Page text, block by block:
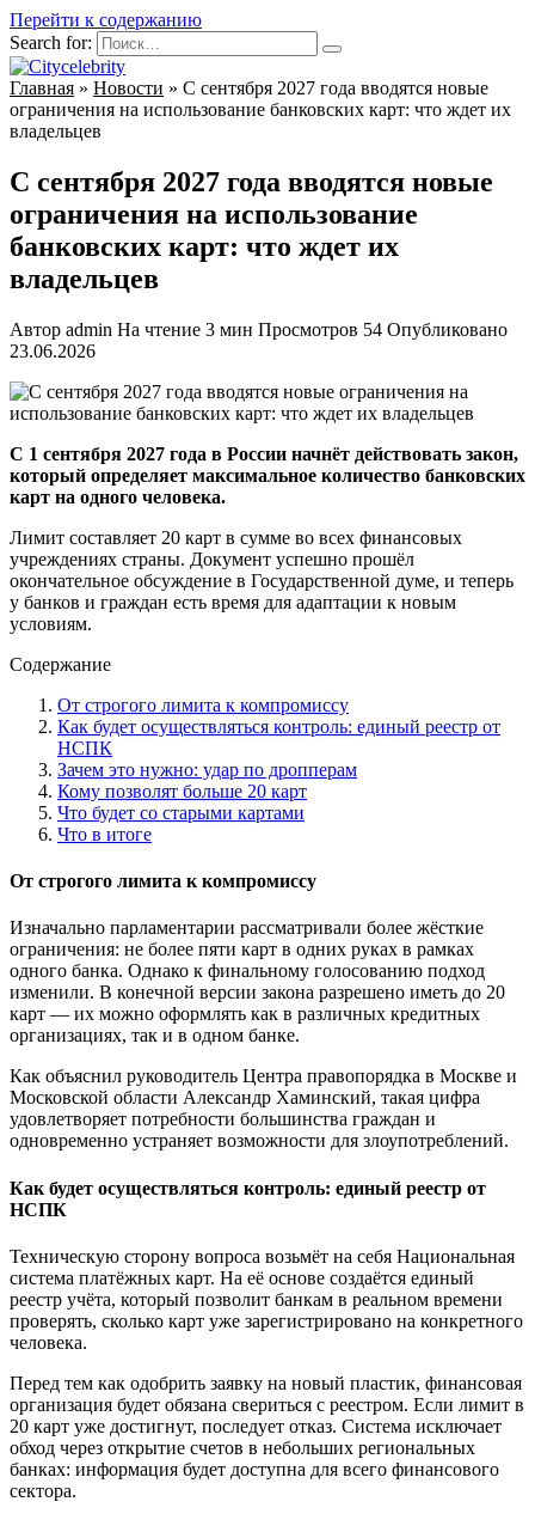
Перейти к содержанию
Search for:
Главная » Новости » С сентября 2027 года вводятся новые
ограничения на использование банковских карт: что ждет их
владельцев
С сентября 2027 года вводятся новые
ограничения на использование
банковских карт: что ждет их
владельцев
Автор admin На чтение 3 мин Просмотров 54 Опубликовано
23.06.2026
С 1 сентября 2027 года в России начнёт действовать закон,
который определяет максимальное количество банковских
карт на одного человека.
Лимит составляет 20 карт в сумме во всех финансовых
учреждениях страны. Документ успешно прошёл
окончательное обсуждение в Государственной думе, и теперь
у банков и граждан есть время для адаптации к новым
условиям.
Содержание
От строгого лимита к компромиссу
Как будет осуществляться контроль: единый реестр от
НСПК
Зачем это нужно: удар по дропперам
Кому позволят больше 20 карт
Что будет со старыми картами
Что в итоге
От строгого лимита к компромиссу
Изначально парламентарии рассматривали более жёсткие
ограничения: не более пяти карт в одних руках в рамках
одного банка. Однако к финальному голосованию подход
изменили. В конечной версии закона разрешено иметь до 20
карт — их можно оформлять как в различных кредитных
организациях, так и в одном банке.
Как объяснил руководитель Центра правопорядка в Москве и
Московской области Александр Хаминский, такая цифра
удовлетворяет потребности большинства граждан и
одновременно устраняет возможности для злоупотреблений.
Как будет осуществляться контроль: единый реестр от
НСПК
Техническую сторону вопроса возьмёт на себя Национальная
система платёжных карт. На её основе создаётся единый
реестр учёта, который позволит банкам в реальном времени
проверять, сколько карт уже зарегистрировано на конкретного
человека.
Перед тем как одобрить заявку на новый пластик, финансовая
организация будет обязана свериться с реестром. Если лимит в
20 карт уже достигнут, последует отказ. Система исключает
обход через открытие счетов в небольших региональных
банках: информация будет доступна для всего финансового
сектора.